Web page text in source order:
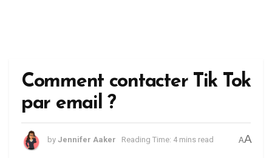
Comment contacter Tik Tok
par email ?
by Jennifer Aaker Reading Time: 4 mins read AA